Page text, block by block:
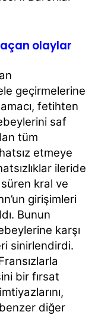
açan olaylar
geçirmelerine
fetihten
saf
tüm
etmeye
ileride
kral ve
girişimleri
Bunun
karşı
sinirlendirdi.
bir fırsat
diğer